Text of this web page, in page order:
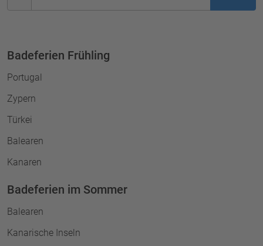
Badeferien Frühling
Portugal
Zypern
Türkei
Balearen
Kanaren
Badeferien im Sommer
Balearen
Kanarische Inseln